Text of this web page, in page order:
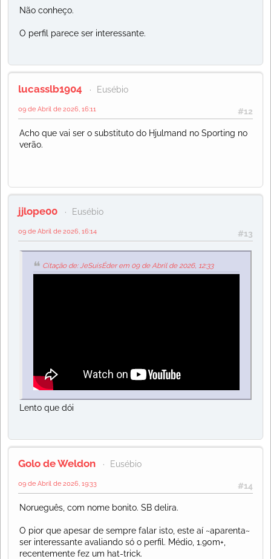
Não conheço.
O perfil parece ser interessante.
lucasslb1904 Eusébio
#12
09 de Abril de 2026, 16:11
Acho que vai ser o substituto do Hjulmand no Sporting no
verão.
jjlope00 Eusébio
#13
09 de Abril de 2026, 16:14
Citação de: JeSuisÉder em 09 de Abril de 2026, 12:33
Lento que dói
Golo de Weldon Eusébio
#14
09 de Abril de 2026, 19:33
Norueguês, com nome bonito. SB delira.
O pior que apesar de sempre falar isto, este aí ~aparenta~
ser interessante avaliando só o perfil. Médio, 1.90m+,
recentemente fez um hat-trick.